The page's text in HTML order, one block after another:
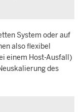
System oder auf
also flexibel
einem Host-Ausfall)
des